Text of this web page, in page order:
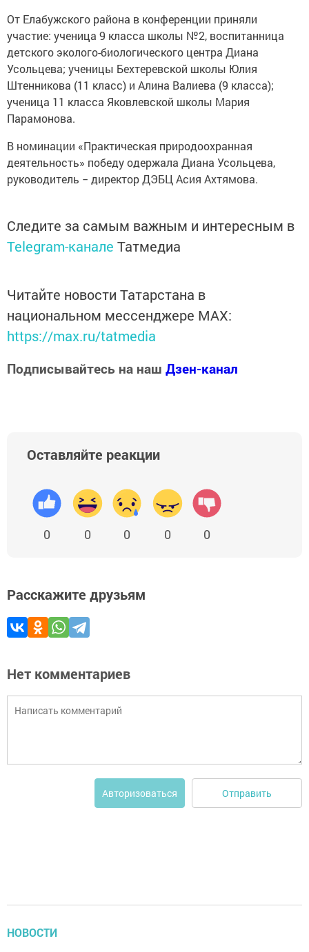
От Елабужского района в конференции приняли
участие: ученица 9 класса школы №2, воспитанница
детского эколого-биологического центра Диана
Усольцева; ученицы Бехтеревской школы Юлия
Штенникова (11 класс) и Алина Валиева (9 класса);
ученица 11 класса Яковлевской школы Мария
Парамонова.
В номинации «Практическая природоохранная
деятельность» победу одержала Диана Усольцева,
руководитель − директор ДЭБЦ Асия Ахтямова.
Следите за самым важным и интересным в
Telegram-канале Татмедиа
Читайте новости Татарстана в
национальном мессенджере MАХ:
https://max.ru/tatmedia
Подписывайтесь на наш Дзен-канал
Оставляйте реакции
0 0 0 0 0
Расскажите друзьям
Нет комментариев
Авторизоваться Отправить
НОВОСТИ